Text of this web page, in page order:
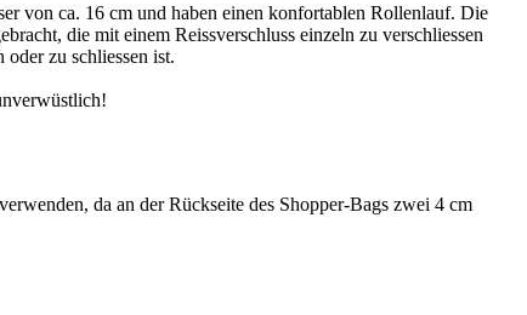
von ca. 16 cm und haben einen konfortablen Rollenlauf. Die
die mit einem Reissverschluss einzeln zu verschliessen
zu schliessen ist.
da an der Rückseite des Shopper-Bags zwei 4 cm